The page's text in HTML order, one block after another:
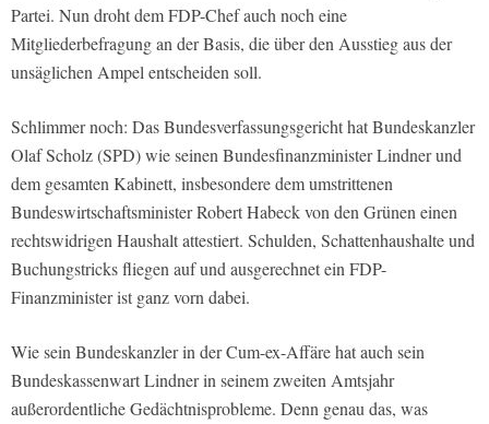
Partei. Nun droht dem FDP-Chef auch noch eine
Mitgliederbefragung an der Basis, die über den Ausstieg aus der
unsäglichen Ampel entscheiden soll.
Schlimmer noch: Das Bundesverfassungsgericht hat Bundeskanzler
Olaf Scholz (SPD) wie seinen Bundesfinanzminister Lindner und
dem gesamten Kabinett, insbesondere dem umstrittenen
Bundeswirtschaftsminister Robert Habeck von den Grünen einen
rechtswidrigen Haushalt attestiert. Schulden, Schattenhaushalte und
Buchungstricks fliegen auf und ausgerechnet ein FDP-
Finanzminister ist ganz vorn dabei.
Wie sein Bundeskanzler in der Cum-ex-Affäre hat auch sein
Bundeskassenwart Lindner in seinem zweiten Amtsjahr
außerordentliche Gedächtnisprobleme. Denn genau das, was